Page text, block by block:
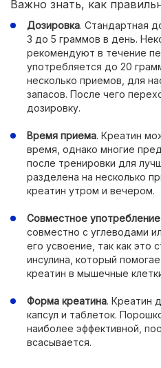
Важно знать, как
Дозировка. Стандартная
3 до 5 граммов в день.
рекомендуют в течение
употребляется до 20
несколько приемов, для
запасов. После чего
дозировку.
Время приема. Креатин
время, однако многие
после тренировки для
разделена на несколько
креатин утром и вечером.
Совместное
совместно с углеводами
его усвоение, так как это
инсулина, который
креатин в мышечные
Форма креатина. Креатин
капсул и таблеток.
наиболее эффективной,
всасывается.